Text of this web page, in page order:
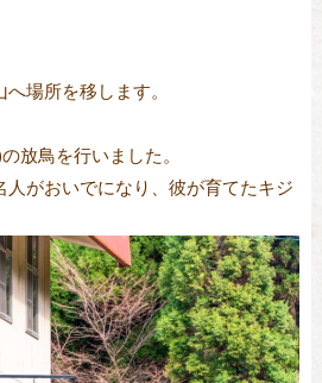
場所を移します。
放鳥を行いました。
人がおいでになり、彼が育てたキジ